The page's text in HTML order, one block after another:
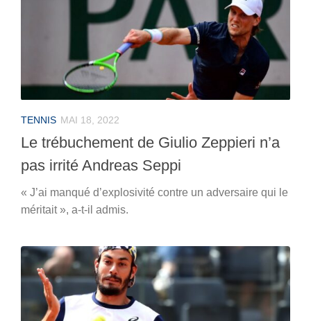
TENNIS MAI 18, 2022
Le trébuchement de Giulio Zeppieri n’a
pas irrité Andreas Seppi
« J’ai manqué d’explosivité contre un adversaire qui le
méritait », a-t-il admis.